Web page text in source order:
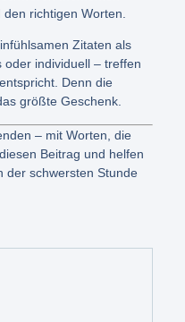
richtigen Worten.
Zitaten als
oder individuell – treffen
Denn die
größte Geschenk.
– mit Worten, die
Beitrag und helfen
der schwersten Stunde